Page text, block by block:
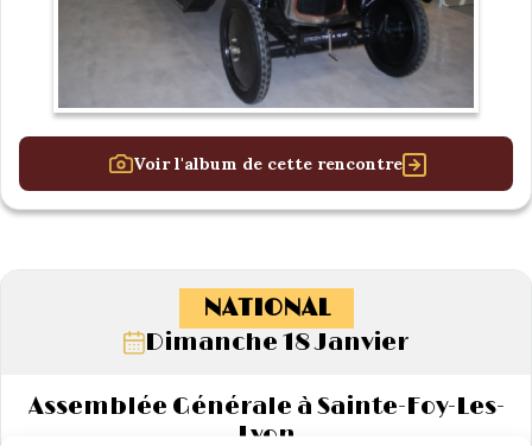
Voir l'album de cette rencontre
NATIONAL
Dimanche 18 Janvier
Assemblée Générale à Sainte-Foy-Les-
Lyon